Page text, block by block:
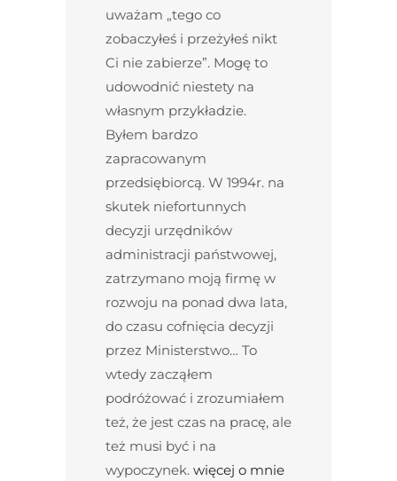
uważam „tego co
zobaczyłeś i przeżyłeś nikt
Ci nie zabierze”. Mogę to
udowodnić niestety na
własnym przykładzie.
Byłem bardzo
zapracowanym
przedsiębiorcą. W 1994r. na
skutek niefortunnych
decyzji urzędników
administracji państwowej,
zatrzymano moją firmę w
rozwoju na ponad dwa lata,
do czasu cofnięcia decyzji
przez Ministerstwo… To
wtedy zacząłem
podróżować i zrozumiałem
też, że jest czas na pracę, ale
też musi być i na
wypoczynek. więcej o mnie